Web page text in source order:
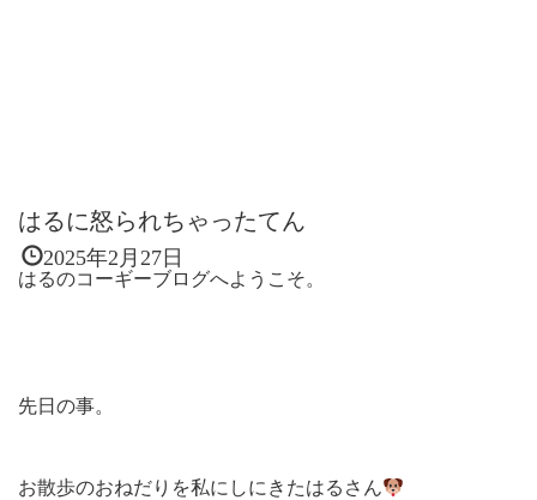
はるに怒られちゃったてん
2025年2月27日
はるのコーギーブログへようこそ。
先日の事。
お散歩のおねだりを私にしにきたはるさん